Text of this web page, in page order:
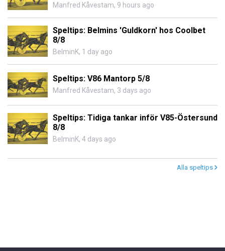
Manfred Kåvestam, 9 hours ago
Speltips: Belmins 'Guldkorn' hos Coolbet
8/8
BelminK, 1 day ago
Speltips: V86 Mantorp 5/8
Manfred Kåvestam, 3 days ago
Speltips: Tidiga tankar inför V85-Östersund
8/8
BelminK, 4 days ago
Alla speltips